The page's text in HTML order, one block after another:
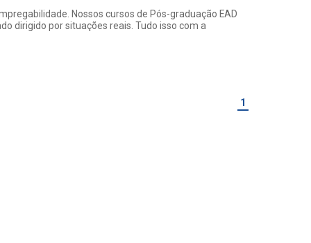
Nossos cursos de Pós-graduação EAD
dirigido por situações reais. Tudo isso com a
1